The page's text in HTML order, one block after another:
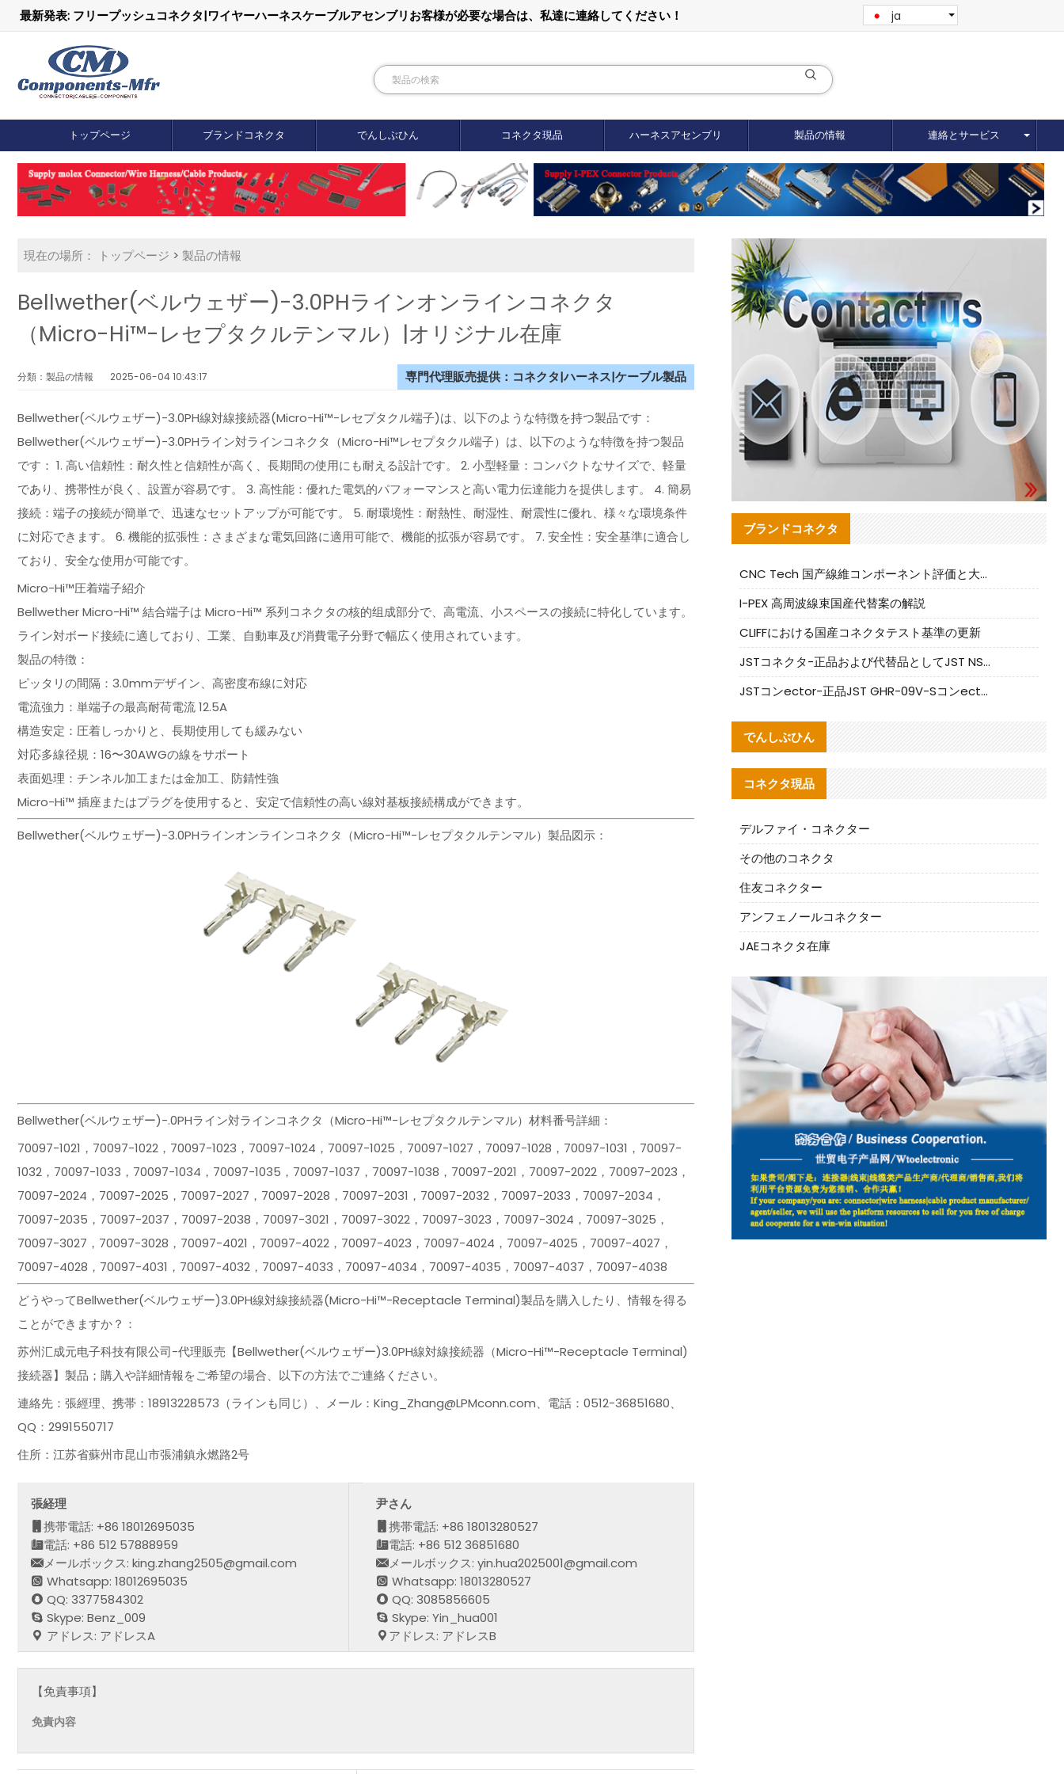
最新発表: フリープッシュコネクタ|ワイヤーハーネスケーブルアセンブリお客様が必要な場合は、私達に連絡してください！ ja
トップページ ブランドコネクタ でんしぶひん コネクタ現品 ハーネスアセンブリ 製品の情報 連絡とサービス
現在の場所： トップページ > 製品の情報
Bellwether(ベルウェザー)-3.0PHラインオンラインコネクタ
（Micro-Hi™-レセプタクルテンマル）|オリジナル在庫
分類：製品の情報 2025-06-04 10:43:17 専門代理販売提供：コネクタ|ハーネス|ケーブル製品
Bellwether(ベルウェザー)-3.0PH線対線接続器(Micro-Hi™-レセプタクル端子)は、以下のような特徴を持つ製品です：
Bellwether(ベルウェザー)-3.0PHライン対ラインコネクタ（Micro-Hi™レセプタクル端子）は、以下のような特徴を持つ製品
です： 1. 高い信頼性：耐久性と信頼性が高く、長期間の使用にも耐える設計です。 2. 小型軽量：コンパクトなサイズで、軽量
であり、携帯性が良く、設置が容易です。 3. 高性能：優れた電気的パフォーマンスと高い電力伝達能力を提供します。 4. 簡易
接続：端子の接続が簡単で、迅速なセットアップが可能です。 5. 耐環境性：耐熱性、耐湿性、耐震性に優れ、様々な環境条件
に対応できます。 6. 機能的拡張性：さまざまな電気回路に適用可能で、機能的拡張が容易です。 7. 安全性：安全基準に適合し
ており、安全な使用が可能です。
Micro-Hi™圧着端子紹介
Bellwether Micro-Hi™ 結合端子は Micro-Hi™ 系列コネクタの核的组成部分で、高電流、小スペースの接続に特化しています。
ライン対ボード接続に適しており、工業、自動車及び消費電子分野で幅広く使用されています。
製品の特徴：
ピッタリの間隔：3.0mmデザイン、高密度布線に対応
電流強力：単端子の最高耐荷電流 12.5A
構造安定：圧着しっかりと、長期使用しても緩みない
対応多線径規：16〜30AWGの線をサポート
表面処理：チンネル加工または金加工、防錆性強
Micro-Hi™ 插座またはプラグを使用すると、安定で信頼性の高い線対基板接続構成ができます。
Bellwether(ベルウェザー)-3.0PHラインオンラインコネクタ（Micro-Hi™-レセプタクルテンマル）製品図示：
Bellwether(ベルウェザー)-.0PHライン対ラインコネクタ（Micro-Hi™-レセプタクルテンマル）材料番号詳細：
70097-1021，70097-1022，70097-1023，70097-1024，70097-1025，70097-1027，70097-1028，70097-1031，70097-
1032，70097-1033，70097-1034，70097-1035，70097-1037，70097-1038，70097-2021，70097-2022，70097-2023，
70097-2024，70097-2025，70097-2027，70097-2028，70097-2031，70097-2032，70097-2033，70097-2034，
70097-2035，70097-2037，70097-2038，70097-3021，70097-3022，70097-3023，70097-3024，70097-3025，
70097-3027，70097-3028，70097-4021，70097-4022，70097-4023，70097-4024，70097-4025，70097-4027，
70097-4028，70097-4031，70097-4032，70097-4033，70097-4034，70097-4035，70097-4037，70097-4038
どうやってBellwether(ベルウェザー)3.0PH線対線接続器(Micro-Hi™-Receptacle Terminal)製品を購入したり、情報を得る
ことができますか？：
苏州汇成元电子科技有限公司-代理販売【Bellwether(ベルウェザー)3.0PH線対線接続器（Micro-Hi™-Receptacle Terminal)
接続器】製品；購入や詳細情報をご希望の場合、以下の方法でご連絡ください。
連絡先：張經理、携帯：18913228573（ラインも同じ）、メール：King_Zhang@LPMconn.com、電話：0512-36851680、
QQ：2991550717
住所：江苏省蘇州市昆山市張浦鎮永燃路2号
張経理
携帯電話: +86 18012695035
電話: +86 512 57888959
メールボックス: king.zhang2505@gmail.com
Whatsapp: 18012695035
QQ: 3377584302
Skype: Benz_009
アドレス: アドレスA
尹さん
携帯電話: +86 18013280527
電話: +86 512 36851680
メールボックス: yin.hua2025001@gmail.com
Whatsapp: 18013280527
QQ: 3085856605
Skype: Yin_hua001
アドレス: アドレスB
【免責事項】
免責内容
ブランドコネクタ
CNC Tech 国产線維コンポーネント評価と大量生産適合ガイド
I-PEX 高周波線束国産代替案の解説
CLIFFにおける国産コネクタテスト基準の更新
JSTコネクタ-正品および代替品としてJST NSHR-02V-Sコネクタを提供します
JSTコンector-正品JST GHR-09V-Sコンector|代替品提供
でんしぶひん
コネクタ現品
デルファイ・コネクター
その他のコネクタ
住友コネクター
アンフェノールコネクター
JAEコネクタ在庫